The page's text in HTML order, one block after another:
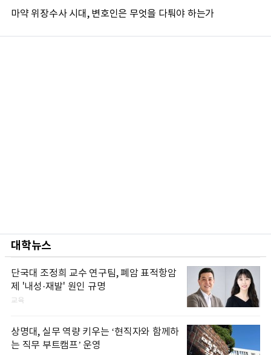
마약 위장수사 시대, 변호인은 무엇을 다퉈야 하는가
대학뉴스
단국대 조정희 교수 연구팀, 폐암 표적항암
제 '내성·재발' 원인 규명
교육
상명대, 실무 역량 키우는 ‘현직자와 함께하
는 직무 부트캠프’ 운영